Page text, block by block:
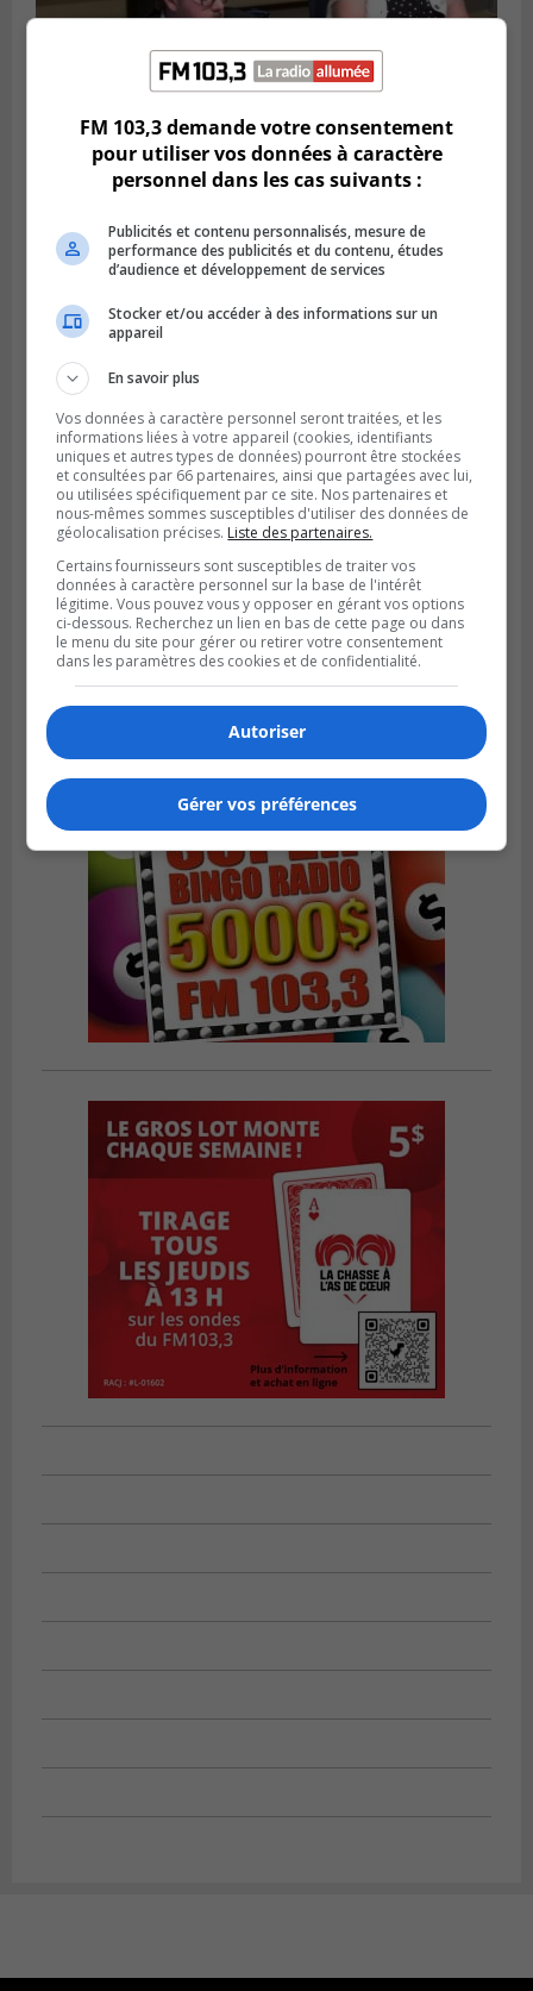
LONGUEUIL
Publié le 4 août 2026 à 08h28
Longueuil demande de reporter une
VIEUX-LONGUEUIL
Publié le 3 août 2026 à 14h47
Le Livre bleu rassemble 200 curieux à
Longueuil
FM 103,3 demande votre consentement
pour utiliser vos données à caractère
personnel dans les cas suivants :
Publicités et contenu personnalisés, mesure de
performance des publicités et du contenu, études
d’audience et développement de services
Stocker et/ou accéder à des informations sur un
appareil
En savoir plus
Vos données à caractère personnel seront traitées, et les
informations liées à votre appareil (cookies, identifiants
uniques et autres types de données) pourront être stockées
et consultées par 66 partenaires, ainsi que partagées avec lui,
ou utilisées spécifiquement par ce site. Nos partenaires et
nous-mêmes sommes susceptibles d'utiliser des données de
géolocalisation précises. Liste des partenaires.
Certains fournisseurs sont susceptibles de traiter vos
données à caractère personnel sur la base de l'intérêt
légitime. Vous pouvez vous y opposer en gérant vos options
ci-dessous. Recherchez un lien en bas de cette page ou dans
le menu du site pour gérer ou retirer votre consentement
dans les paramètres des cookies et de confidentialité.
Autoriser
Gérer vos préférences